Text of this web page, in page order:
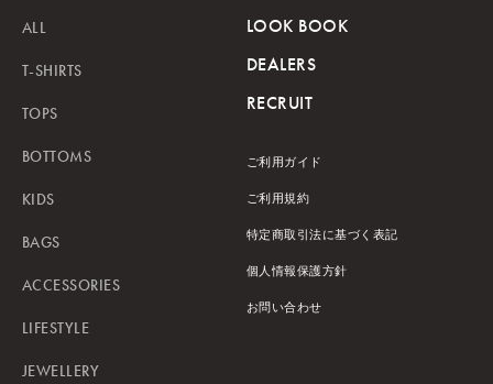
ALL
T-SHIRTS
TOPS
BOTTOMS
KIDS
BAGS
ACCESSORIES
LIFESTYLE
JEWELLERY
LOOK BOOK
DEALERS
RECRUIT
ご利用ガイド
ご利用規約
特定商取引法に基づく表記
個人情報保護方針
お問い合わせ